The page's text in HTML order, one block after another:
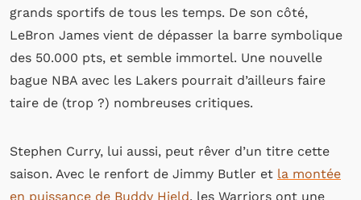
grands sportifs de tous les temps. De son côté,
LeBron James vient de dépasser la barre symbolique
des 50.000 pts, et semble immortel. Une nouvelle
bague NBA avec les Lakers pourrait d’ailleurs faire
taire de (trop ?) nombreuses critiques.
Stephen Curry, lui aussi, peut rêver d’un titre cette
saison. Avec le renfort de Jimmy Butler et la montée
en puissance de Buddy Hield, les Warriors ont une